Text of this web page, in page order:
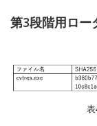
第3段階用ロー